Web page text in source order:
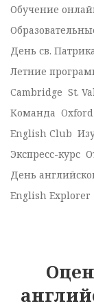
Обучение
День св.
Летние
Cambridge St.
Команда Oxford
English Club
Экспресс-курс
День
English Explorer